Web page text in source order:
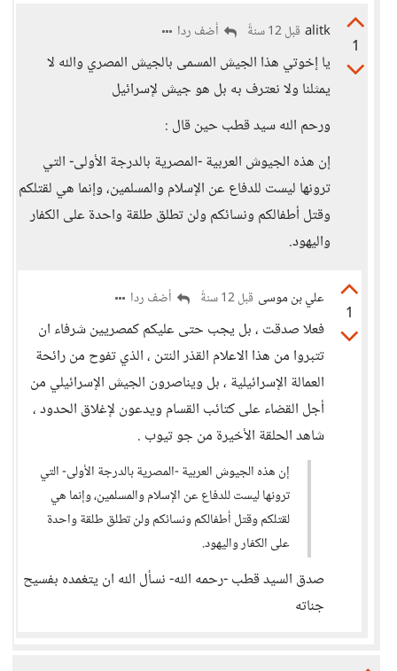
1
alitk قبل 12 سنةً أضف ردا
يا إخوتي هذا الجيش المسمى بالجيش المصري والله لا
يمثلنا ولا نعترف به بل هو جيش لإسرائيل
ورحم الله سيد قطب حين قال :
إن هذه الجيوش العربية -المصرية بالدرجة الأولى- التي
ترونها ليست للدفاع عن الإسلام والمسلمين، وإنما هي لقتلكم
وقتل أطفالكم ونسائكم ولن تطلق طلقة واحدة على الكفار
واليهود.
1
علي بن موسى قبل 12 سنةً أضف ردا
فعلا صدقت ، بل يجب حتى عليكم كمصريين شرفاء ان
تتبروا من هذا الاعلام القذر النتن ، الذي تفوح من رائحة
العمالة الإسرائيلية ، بل ويناصرون الجيش الإسرائيلي من
أجل القضاء على كتائب القسام ويدعون لإغلاق الحدود ،
شاهد الحلقة الأخيرة من جو تيوب .
إن هذه الجيوش العربية -المصرية بالدرجة الأولى- التي
ترونها ليست للدفاع عن الإسلام والمسلمين، وإنما هي
لقتلكم وقتل أطفالكم ونسائكم ولن تطلق طلقة واحدة
على الكفار واليهود.
صدق السيد قطب -رحمه الله- نسأل الله ان يتغمده بفسيح
جناته